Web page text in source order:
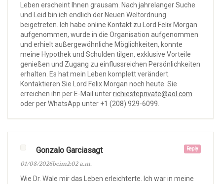
Leben erscheint Ihnen grausam. Nach jahrelanger Suche
und Leid bin ich endlich der Neuen Weltordnung
beigetreten. Ich habe online Kontakt zu Lord Felix Morgan
aufgenommen, wurde in die Organisation aufgenommen
und erhielt außergewöhnliche Möglichkeiten, konnte
meine Hypothek und Schulden tilgen, exklusive Vorteile
genießen und Zugang zu einflussreichen Persönlichkeiten
erhalten. Es hat mein Leben komplett verändert.
Kontaktieren Sie Lord Felix Morgan noch heute. Sie
erreichen ihn per E-Mail unterrichiesteprivate@aol.com
oder per WhatsApp unter +1 (208) 929-6099.
Reply
Gonzalo Garciasagt
01/08/2026beim2:02 a.m.
Wie Dr. Wale mir das Leben erleichterte. Ich war in meine